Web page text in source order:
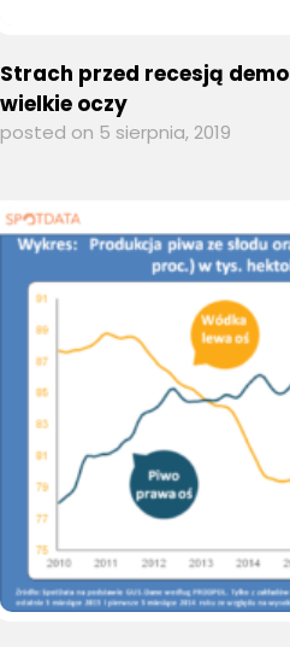
Strach przed recesją
wielkie oczy
posted on 5 sierpnia, 2019